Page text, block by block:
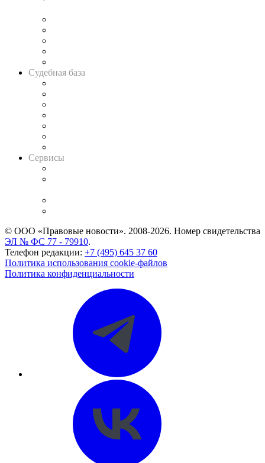
Судебная база
Сервисы
© ООО «Правовые новости». 2008-2026. Номер свидетельства
ЭЛ № ФС 77 - 79910.
Телефон редакции: +7 (495) 645 37 60
Политика использования cookie-файлов
Политика конфиденциальности